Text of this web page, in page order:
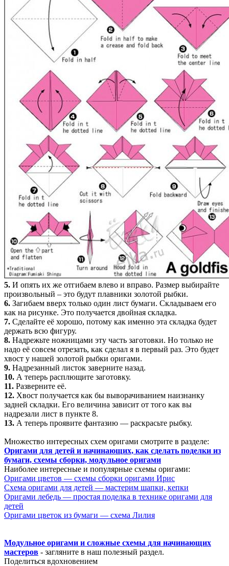
5. И опять их же отгибаем влево и вправо. Размер выбирайте
произвольный – это будут плавники золотой рыбки.
6. Загибаем вверх только один лист бумаги. Складываем его
как на рисунке. Это получается двойная складка.
7. Сделайте её хорошо, потому как именно эта складка будет
держать всю фигуру.
8. Надрежьте ножницами эту часть заготовки. Но только не
надо её совсем отрезать, как сделал я в первый раз. Это будет
хвост у нашей золотой рыбки оригами.
9. Надрезанный листок заверните назад.
10. А теперь расплющите заготовку.
11. Разверните её.
12. Хвост получается как бы выворачиванием наизнанку
задней складки. Его величина зависит от того как вы
надрезали лист в пункте 8.
13. А теперь проявите фантазию — раскрасьте рыбку.
Множество интересных схем оригами смотрите в разделе:
Оригами для детей и начинающих, как сделать поделки из
бумаги, схемы сборки, модульное оригами
Наиболее интересные и популярные схемы оригами:
Оригами цветов — схемы сборки оригами Ирис
Схема оригами для детей — мастерим шапки, кепки
Оригами лебедь — простая поделка в технике оригами для
детей
Оригами цветок из бумаги — схема Лилия
Модульное оригами и сложные схемы для начинающих
мастеров - загляните в наш полезный раздел.
Поделиться вдохновением